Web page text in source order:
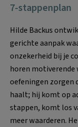
7-stappenplan
Hilde Backus
gerichte aanpak
onzekerheid bij je
horen motiverende
oefeningen zorgen
haalt; hij komt op
stappen, komt los
meer waarderen.